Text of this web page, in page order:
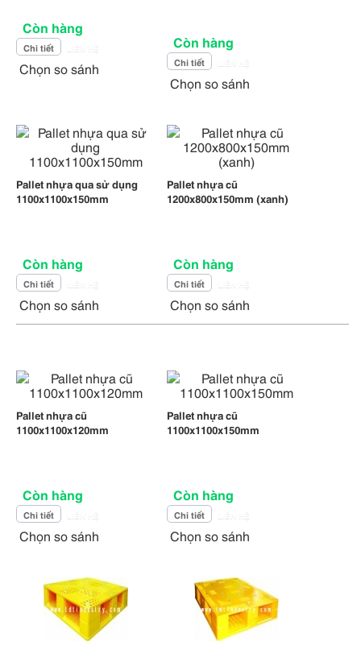
Còn hàng
Chi tiết
Chọn so sánh
Còn hàng
Chi tiết
Chọn so sánh
Pallet nhựa qua sử dụng
1100x1100x150mm
Còn hàng
Chi tiết
Chọn so sánh
Pallet nhựa cũ
1200x800x150mm (xanh)
Còn hàng
Chi tiết
Chọn so sánh
Pallet nhựa cũ
1100x1100x120mm
Còn hàng
Chi tiết
Chọn so sánh
Pallet nhựa cũ
1100x1100x150mm
Còn hàng
Chi tiết
Chọn so sánh